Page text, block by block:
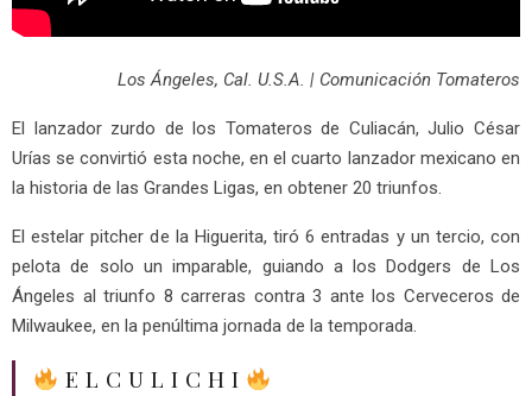
Los Ángeles, Cal. U.S.A. | Comunicación Tomateros
El lanzador zurdo de los Tomateros de Culiacán, Julio César
Urías se convirtió esta noche, en el cuarto lanzador mexicano en
la historia de las Grandes Ligas, en obtener 20 triunfos.
El estelar pitcher de la Higuerita, tiró 6 entradas y un tercio, con
pelota de solo un imparable, guiando a los Dodgers de Los
Ángeles al triunfo 8 carreras contra 3 ante los Cerveceros de
Milwaukee, en la penúltima jornada de la temporada.
E L C U L I C H I